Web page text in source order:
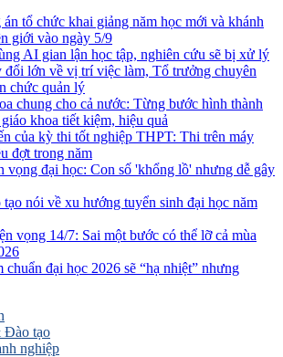
tổ chức khai giảng năm học mới và khánh
giới vào ngày 5/9
AI gian lận học tập, nghiên cứu sẽ bị xử lý
đổi lớn về vị trí việc làm, Tổ trưởng chuyên
chức quản lý
chung cho cả nước: Từng bước hình thành
khoa tiết kiệm, hiệu quả
của kỳ thi tốt nghiệp THPT: Thi trên máy
đợt trong năm
vọng đại học: Con số 'khổng lồ' nhưng dễ gây
nói về xu hướng tuyển sinh đại học năm
vọng 14/7: Sai một bước có thể lỡ cả mùa
chuẩn đại học 2026 sẽ “hạ nhiệt” nhưng
Đào tạo
nghiệp